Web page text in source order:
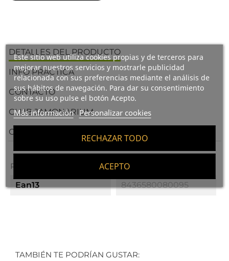
Este sitio web utiliza cookies propias y de terceros para
mejorar nuestros servicios y mostrarle publicidad
relacionada con sus preferencias mediante el análisis de
sus hábitos de navegación. Para dar su consentimiento
sobre su uso pulse el botón Acepto.
Más información Personalizar cookies
RECHAZAR TODO
ACEPTO
DETALLES DEL PRODUCTO
INFO PRÁCTICA
CONTACTO
CLUB JAMONARIUM
OPINIONES
Referencias específicas
Ean13
8436580080095
TAMBIÉN TE PODRÍAN GUSTAR: